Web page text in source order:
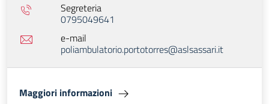
Segreteria
0795049641
e-mail
poliambulatorio.portotorres@aslsassari.it
Maggiori informazioni